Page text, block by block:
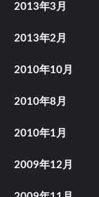
2013年3月
2013年2月
2010年10月
2010年8月
2010年1月
2009年12月